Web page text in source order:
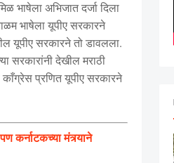
भाषेला अभिजात दर्जा दिला
भाषेला यूपीए सरकारने
यूपीए सरकारने तो डावलला.
सरकारांनी देखील मराठी
काँग्रेस प्रणित यूपीए सरकारने
कर्नाटकच्या मंत्र्याने